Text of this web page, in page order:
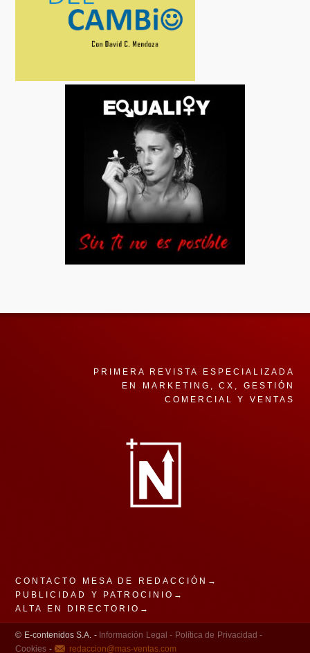
PRIMERA REVISTA ESPECIALIZADA
EN MARKETING, CX, GESTIÓN
COMERCIAL Y VENTAS
CONTACTO MESA DE REDACCIÓN→
PUBLICIDAD Y PATROCINIO→
ALTA EN DIRECTORIO→
© E-contenidos S.A. - Información Legal - Política de Privacidad -
Cookies - redaccion@mas-ventas.com